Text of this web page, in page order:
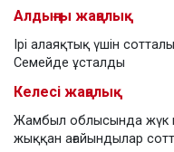
Алдыңғы жаңалық
Ірі алаяқтық үшін
Семейде ұсталды
Келесі жаңалық
Жамбыл облысында жүк
жыққан ағайындылар